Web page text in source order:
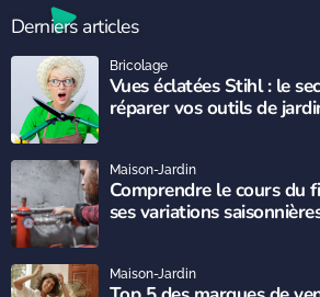
Derniers articles
Vues éclatées Stihl : le
réparer vos outils de
Bricolage
Comprendre le cours du
ses variations
Maison-Jardin
Maison-Jardin